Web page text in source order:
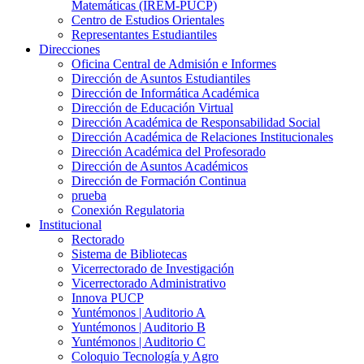
Matemáticas (IREM-PUCP)
Centro de Estudios Orientales
Representantes Estudiantiles
Direcciones
Oficina Central de Admisión e Informes
Dirección de Asuntos Estudiantiles
Dirección de Informática Académica
Dirección de Educación Virtual
Dirección Académica de Responsabilidad Social
Dirección Académica de Relaciones Institucionales
Dirección Académica del Profesorado
Dirección de Asuntos Académicos
Dirección de Formación Continua
prueba
Conexión Regulatoria
Institucional
Rectorado
Sistema de Bibliotecas
Vicerrectorado de Investigación
Vicerrectorado Administrativo
Innova PUCP
Yuntémonos | Auditorio A
Yuntémonos | Auditorio B
Yuntémonos | Auditorio C
Coloquio Tecnología y Agro